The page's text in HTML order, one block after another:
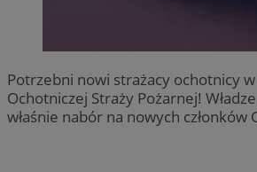
Potrzebni nowi strażacy ochotnicy
Ochotniczej Straży Pożarnej!
właśnie nabór na nowych członków